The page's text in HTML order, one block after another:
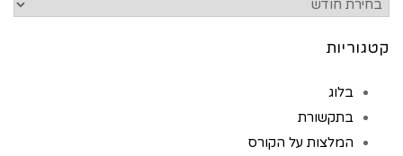
קטגוריות
בלוג
בתקשורת
המלצות על הקורס